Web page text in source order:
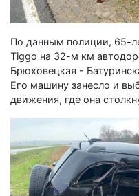
По данным полиции, 65-
Tiggo на 32-м км
Брюховецкая -
Его машину занесло и
движения, где она